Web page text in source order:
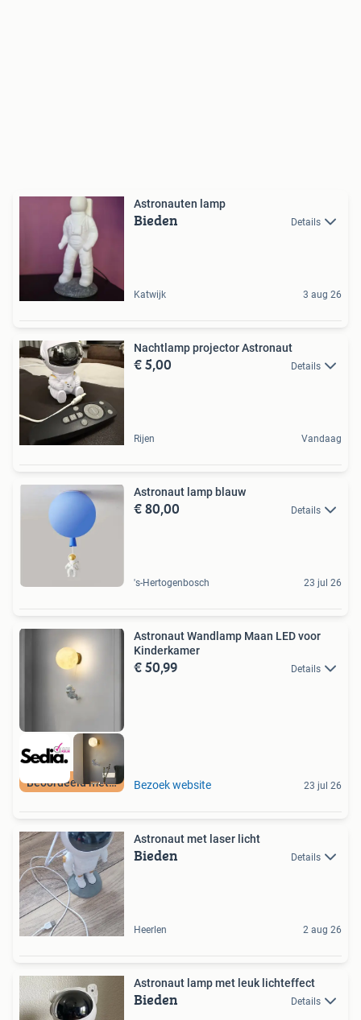
Astronauten lamp
Bieden Details
Katwijk 3 aug 26
Nachtlamp projector Astronaut
€ 5,00 Details
Rijen Vandaag
Astronaut lamp blauw
€ 80,00 Details
's-Hertogenbosch 23 jul 26
Beoordeeld met 9+
Astronaut Wandlamp Maan LED voor
Kinderkamer
€ 50,99 Details
Bezoek website 23 jul 26
Astronaut met laser licht
Bieden Details
Heerlen 2 aug 26
Astronaut lamp met leuk lichteffect
Bieden Details